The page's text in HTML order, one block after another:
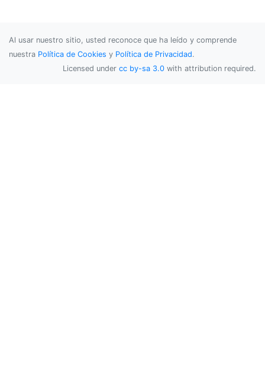
Al usar nuestro sitio, usted reconoce que ha leído y comprende
nuestra Política de Cookies y Política de Privacidad.
Licensed under cc by-sa 3.0 with attribution required.